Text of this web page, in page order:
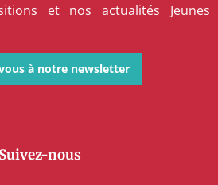
et nos actualités Jeunes
à notre newsletter
Suivez-nous